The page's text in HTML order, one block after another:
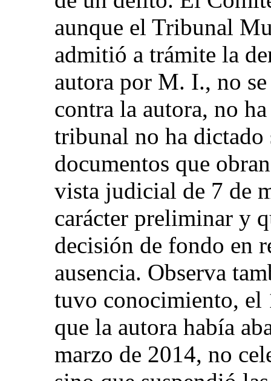
aunque el Tribunal
admitió a trámite la
autora por M. I., no
contra la autora, no
tribunal no ha dictado
documentos que
vista judicial de 7 de
carácter preliminar y
decisión de fondo en
ausencia. Observa
tuvo conocimiento, el
que la autora había
marzo de 2014, no